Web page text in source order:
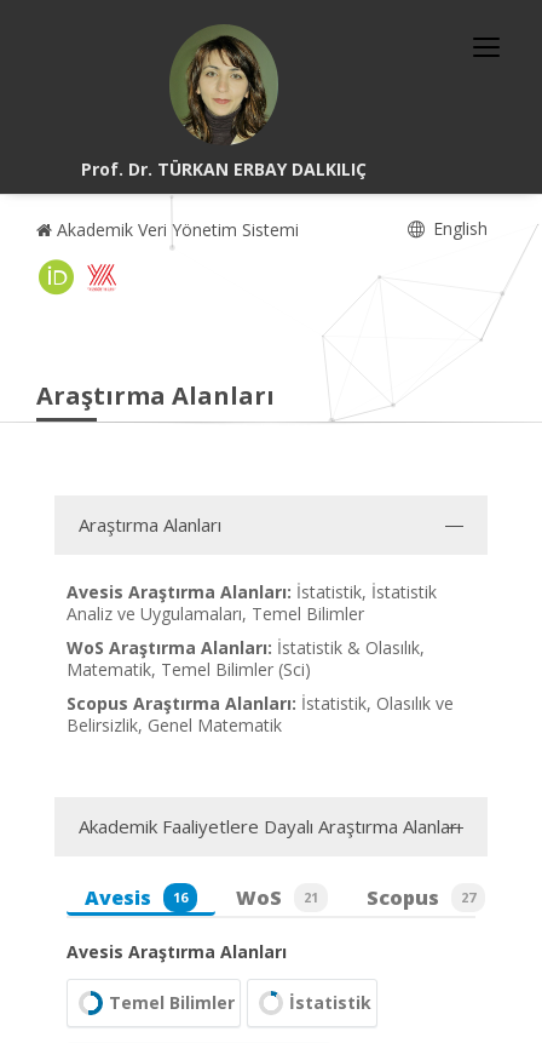
Prof. Dr. TÜRKAN ERBAY DALKILIÇ
Akademik Veri Yönetim Sistemi English
Araştırma Alanları
Araştırma Alanları
Avesis Araştırma Alanları: İstatistik, İstatistik
Analiz ve Uygulamaları, Temel Bilimler
WoS Araştırma Alanları: İstatistik & Olasılık,
Matematik, Temel Bilimler (Sci)
Scopus Araştırma Alanları: İstatistik, Olasılık ve
Belirsizlik, Genel Matematik
Akademik Faaliyetlere Dayalı Araştırma Alanları
Avesis 16 WoS 21 Scopus 27
Avesis Araştırma Alanları
Temel Bilimler İstatistik